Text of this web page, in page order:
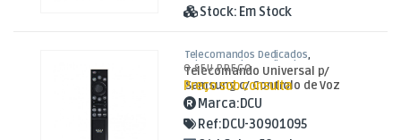
Stock: Em Stock
Telecomandos Dedicados
Telecomandos Dedicados para
Samsung,TV Aúdio e Vídeo
Telecomando Universal p/
Samsung c/ Controlo de Voz
O SEU PREÇO
Preço sob consulta
Marca:DCU
Ref:DCU-30901095